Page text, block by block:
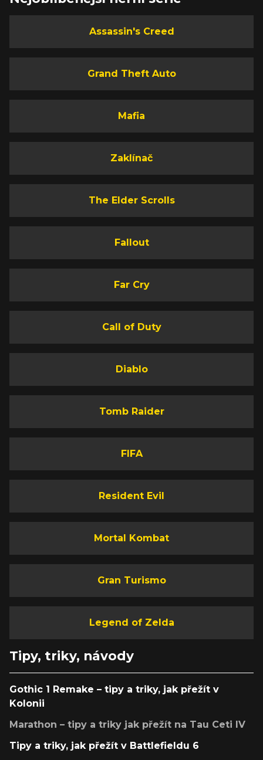
Assassin's Creed
Grand Theft Auto
Mafia
Zaklínač
The Elder Scrolls
Fallout
Far Cry
Call of Duty
Diablo
Tomb Raider
FIFA
Resident Evil
Mortal Kombat
Gran Turismo
Legend of Zelda
Tipy, triky, návody
Gothic 1 Remake – tipy a triky, jak přežít v
Kolonii
Marathon – tipy a triky jak přežít na Tau Ceti IV
Tipy a triky, jak přežít v Battlefieldu 6